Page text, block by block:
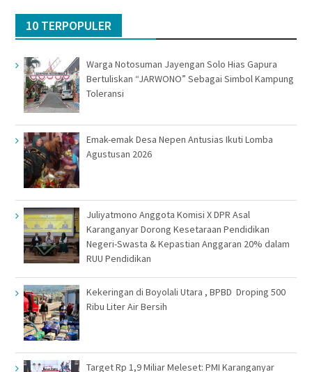
10 TERPOPULER
Warga Notosuman Jayengan Solo Hias Gapura
Bertuliskan “JARWONO” Sebagai Simbol Kampung
Toleransi
Emak-emak Desa Nepen Antusias Ikuti Lomba
Agustusan 2026
Juliyatmono Anggota Komisi X DPR Asal
Karanganyar Dorong Kesetaraan Pendidikan
Negeri-Swasta & Kepastian Anggaran 20% dalam
RUU Pendidikan
Kekeringan di Boyolali Utara , BPBD Droping 500
Ribu Liter Air Bersih
Target Rp 1,9 Miliar Meleset: PMI Karanganyar